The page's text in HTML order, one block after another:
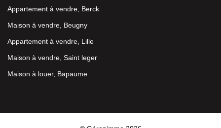
Appartement à vendre, Berck
Maison à vendre, Beugny
Appartement à vendre, Lille
Maison à vendre, Saint leger
Maison à louer, Bapaume